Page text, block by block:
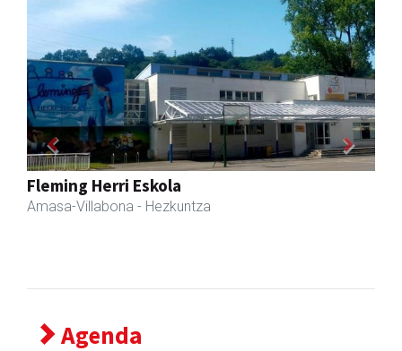
Akam espazioa
Amasa-Villabona - Arropa-dendak
Previous Next
Agenda